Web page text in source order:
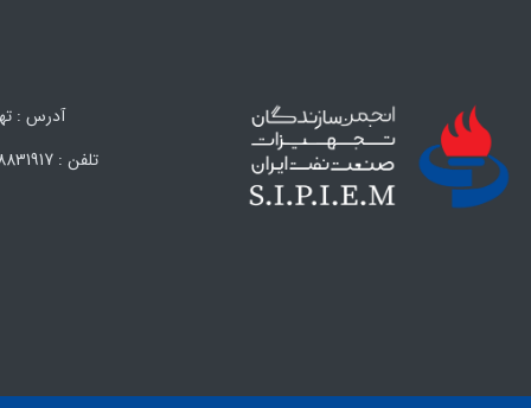
آدرس :
تلفن : 88831917 (021) – 88847638 (021) – 88324593 (021) – 88324594 (021) فکس : 88838608 (021)